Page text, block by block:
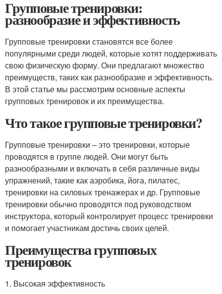
Групповые тренировки:
разнообразие и эффективность
Групповые тренировки становятся все более
популярными среди людей, которые хотят поддерживать
свою физическую форму. Они предлагают множество
преимуществ, таких как разнообразие и эффективность.
В этой статье мы рассмотрим основные аспекты
групповых тренировок и их преимущества.
Что такое групповые тренировки?
Групповые тренировки – это тренировки, которые
проводятся в группе людей. Они могут быть
разнообразными и включать в себя различные виды
упражнений, такие как аэробика, йога, пилатес,
тренировки на силовых тренажерах и др. Групповые
тренировки обычно проводятся под руководством
инструктора, который контролирует процесс тренировки
и помогает участникам достичь своих целей.
Преимущества групповых
тренировок
1. Высокая эффективность